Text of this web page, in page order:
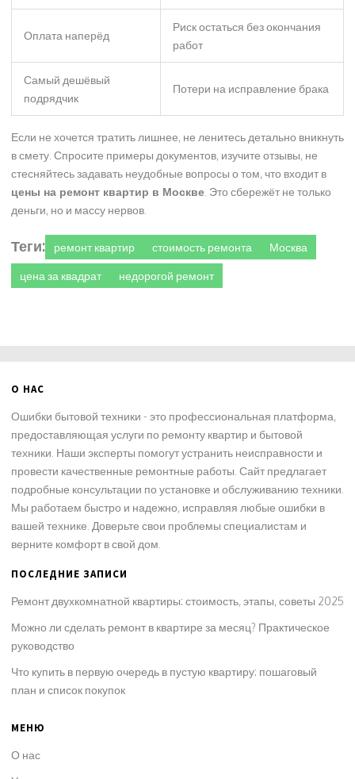
Оплата наперёд
Риск остаться без окончания
работ
Самый дешёвый
подрядчик
Потери на исправление брака
Если не хочется тратить лишнее, не ленитесь детально вникнуть
в смету. Спросите примеры документов, изучите отзывы, не
стесняйтесь задавать неудобные вопросы о том, что входит в
цены на ремонт квартир в Москве . Это сбережёт не только
деньги, но и массу нервов.
Теги: ремонт квартир стоимость ремонта Москва
цена за квадрат недорогой ремонт
О НАС
Ошибки бытовой техники - это профессиональная платформа,
предоставляющая услуги по ремонту квартир и бытовой
техники. Наши эксперты помогут устранить неисправности и
провести качественные ремонтные работы. Сайт предлагает
подробные консультации по установке и обслуживанию техники.
Мы работаем быстро и надежно, исправляя любые ошибки в
вашей технике. Доверьте свои проблемы специалистам и
верните комфорт в свой дом.
ПОСЛЕДНИЕ ЗАПИСИ
Ремонт двухкомнатной квартиры: стоимость, этапы, советы 2025
Можно ли сделать ремонт в квартире за месяц? Практическое
руководство
Что купить в первую очередь в пустую квартиру: пошаговый
план и список покупок
МЕНЮ
О нас